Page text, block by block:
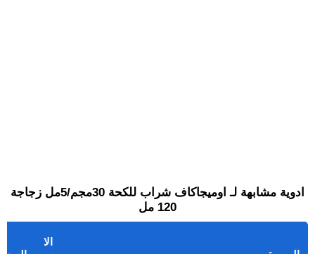
ادوية مشابهة لـ اوميجاكاف شراب للكحة 30مجم/5مل زجاجة
120 مل
الا